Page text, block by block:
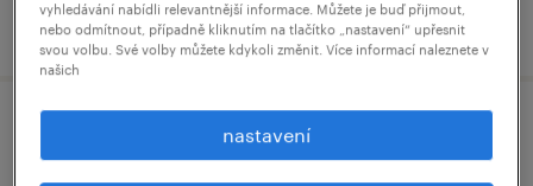
uveřejněno 28 května 2026
strojní mechanik / údržbář | stabilní práce
s vůní papíru a tradicí 300 let!
vyhledávání nabídli relevantnější informace. Můžete je buď přijmout,
nebo odmítnout, případně kliknutím na tlačítko „nastavení“ upřesnit
svou volbu. Své volby můžete kdykoli změnit. Více informací naleznete v
našich
nastavení